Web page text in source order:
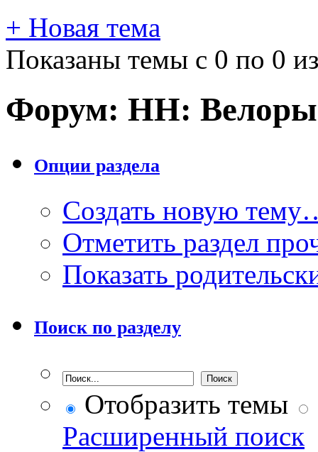
+ Новая тема
Показаны темы с 0 по 0
Форум: НН:
Опции раздела
Создать новую
Отметить раздел
Показать
Поиск по разделу
Отобразить темы
Расширенный поиск